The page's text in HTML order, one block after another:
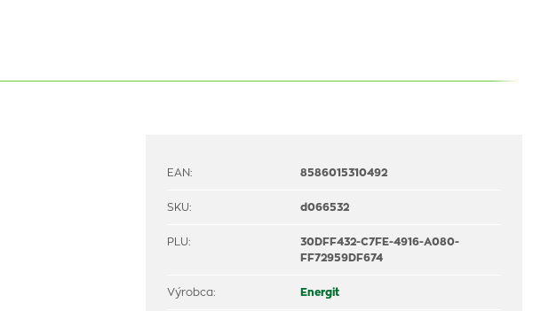
EAN: 8586015310492
SKU: d066532
PLU:
30DFF432-C7FE-4916-A080-
FF72959DF674
Výrobca: Energit